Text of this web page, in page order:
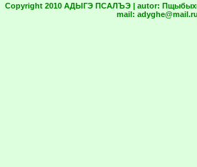
Copyright 2010 АДЫГЭ ПСАЛЪЭ | autor:
mail: adyghe@mail.ru